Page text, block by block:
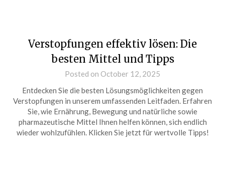
Verstopfungen effektiv lösen: Die
besten Mittel und Tipps
Posted on October 12, 2025
Entdecken Sie die besten Lösungsmöglichkeiten gegen
Verstopfungen in unserem umfassenden Leitfaden. Erfahren
Sie, wie Ernährung, Bewegung und natürliche sowie
pharmazeutische Mittel Ihnen helfen können, sich endlich
wieder wohlzufühlen. Klicken Sie jetzt für wertvolle Tipps!